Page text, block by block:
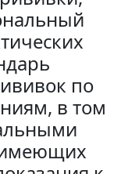
по
в том